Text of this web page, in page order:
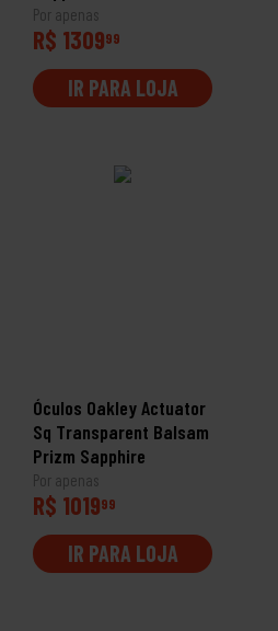
Por apenas
R$ 130999
IR PARA LOJA
Óculos Oakley Actuator
Sq Transparent Balsam
Prizm Sapphire
Por apenas
R$ 101999
IR PARA LOJA